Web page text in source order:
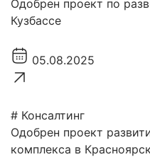
Одобрен проект по
Кузбассе
05.08.2025
# Консалтинг
Одобрен проект
комплекса в